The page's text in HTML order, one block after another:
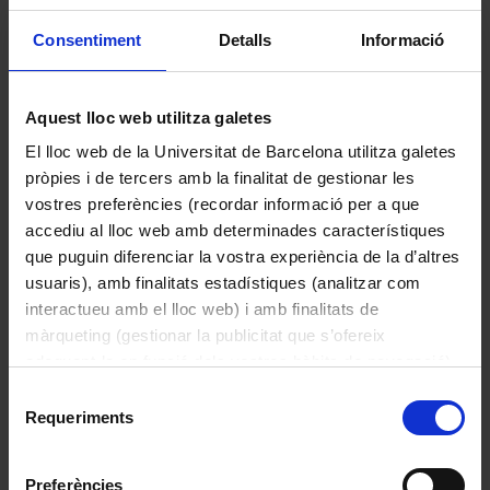
Consentiment Detalls Informació
Aquest lloc web utilitza galetes
El lloc web de la Universitat de Barcelona utilitza galetes
pròpies i de tercers amb la finalitat de gestionar les
vostres preferències (recordar informació per a que
accediu al lloc web amb determinades característiques
que puguin diferenciar la vostra experiència de la d’altres
usuaris), amb finalitats estadístiques (analitzar com
interactueu amb el lloc web) i amb finalitats de
màrqueting (gestionar la publicitat que s’ofereix
consultar laPolítica de galetes del lloc web de la
Requeriments
Preferències
Emissores de ràdio especialitzaven
enviaven impulsos regulars,
servien com a referència universal. A
senyals horaris podia sincronitzar
rellotges mestres en laboratoris,
observatoris, estacions ferroviàries o
serveis de telecomunicacions, corregir
automàticament l’hora fent petits ajustos
mecànics o elèctrics o oferir una
referència estable per calibrar
oscil·ladors i estabilitzar altres equips de
ràdio.
Dades històriques:
Aquest receptor de senyals horaris va ser
Desconegut
1900